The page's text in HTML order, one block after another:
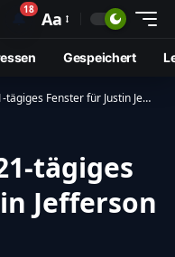
🔔18 Aa
Gespeichert
Fenster für Justin Jefferson Rückkehr
tägiges
Jefferson